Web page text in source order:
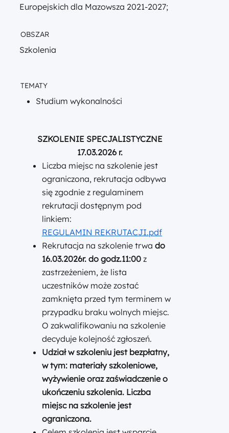
Europejskich dla Mazowsza 2021-2027;
OBSZAR
Szkolenia
TEMATY
Studium wykonalności
SZKOLENIE SPECJALISTYCZNE
17.03.2026 r.
Liczba miejsc na szkolenie jest
ograniczona, rekrutacja odbywa
się zgodnie z regulaminem
rekrutacji dostępnym pod
linkiem:
REGULAMIN REKRUTACJI.pdf
Rekrutacja na szkolenie trwa do
16.03.2026r. do godz.11:00 z
zastrzeżeniem, że lista
uczestników może zostać
zamknięta przed tym terminem w
przypadku braku wolnych miejsc.
O zakwalifikowaniu na szkolenie
decyduje kolejność zgłoszeń.
Udział w szkoleniu jest bezpłatny,
w tym: materiały szkoleniowe,
wyżywienie oraz zaświadczenie o
ukończeniu szkolenia. Liczba
miejsc na szkolenie jest
ograniczona.